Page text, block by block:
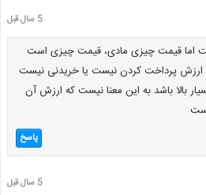
5 سال قبل
اما قیمت چیزی مادی، قیمت چیزی است
ارزش پرداخت کردن نیست یا خریدنی نیست
بالا باشد به این معنا نیست که ارزش آن
پاسخ
5 سال قبل